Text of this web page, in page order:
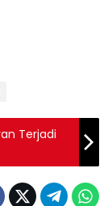
Terjadi